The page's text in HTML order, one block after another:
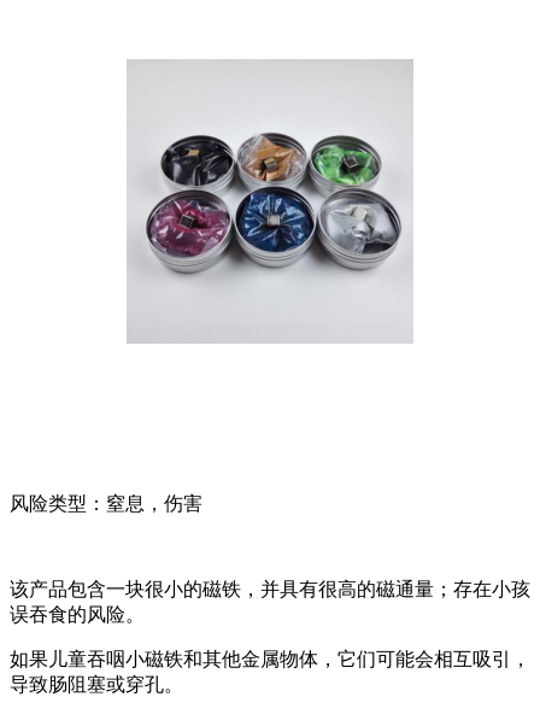
风险类型：窒息，伤害
该产品包含一块很小的磁铁，并具有很高的磁通量；存在小孩
误吞食的风险。
如果儿童吞咽小磁铁和其他金属物体，它们可能会相互吸引，
导致肠阻塞或穿孔。